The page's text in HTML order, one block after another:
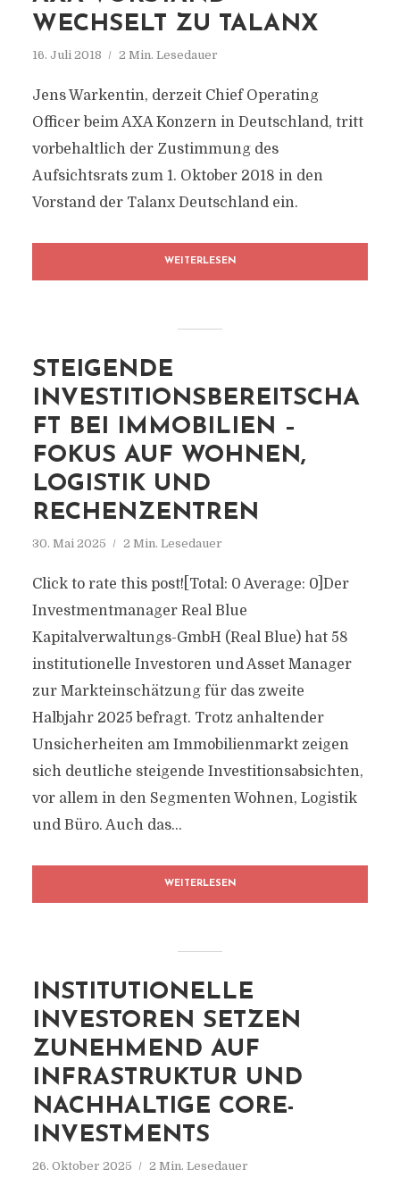
WECHSELT ZU TALANX
16. Juli 2018 2 Min. Lesedauer
Jens Warkentin, derzeit Chief Operating
Officer beim AXA Konzern in Deutschland, tritt
vorbehaltlich der Zustimmung des
Aufsichtsrats zum 1. Oktober 2018 in den
Vorstand der Talanx Deutschland ein.
WEITERLESEN
STEIGENDE
INVESTITIONSBEREITSCHA
FT BEI IMMOBILIEN –
FOKUS AUF WOHNEN,
LOGISTIK UND
RECHENZENTREN
30. Mai 2025 2 Min. Lesedauer
Click to rate this post![Total: 0 Average: 0]Der
Investmentmanager Real Blue
Kapitalverwaltungs-GmbH (Real Blue) hat 58
institutionelle Investoren und Asset Manager
zur Markteinschätzung für das zweite
Halbjahr 2025 befragt. Trotz anhaltender
Unsicherheiten am Immobilienmarkt zeigen
sich deutliche steigende Investitionsabsichten,
vor allem in den Segmenten Wohnen, Logistik
und Büro. Auch das...
WEITERLESEN
INSTITUTIONELLE
INVESTOREN SETZEN
ZUNEHMEND AUF
INFRASTRUKTUR UND
NACHHALTIGE CORE-
INVESTMENTS
26. Oktober 2025 2 Min. Lesedauer